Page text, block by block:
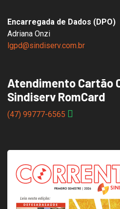
Encarregada de Dados (DPO)
Adriana Onzi
lgpd@sindiserv.com.br
Atendimento Cartão
Sindiserv RomCard
(47) 99777-6565